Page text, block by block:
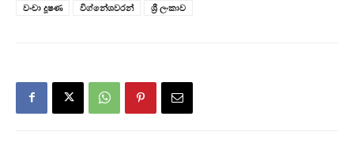
වංචා දූෂණ
විග්නේශවරන් ශ්‍රී ලංකාව